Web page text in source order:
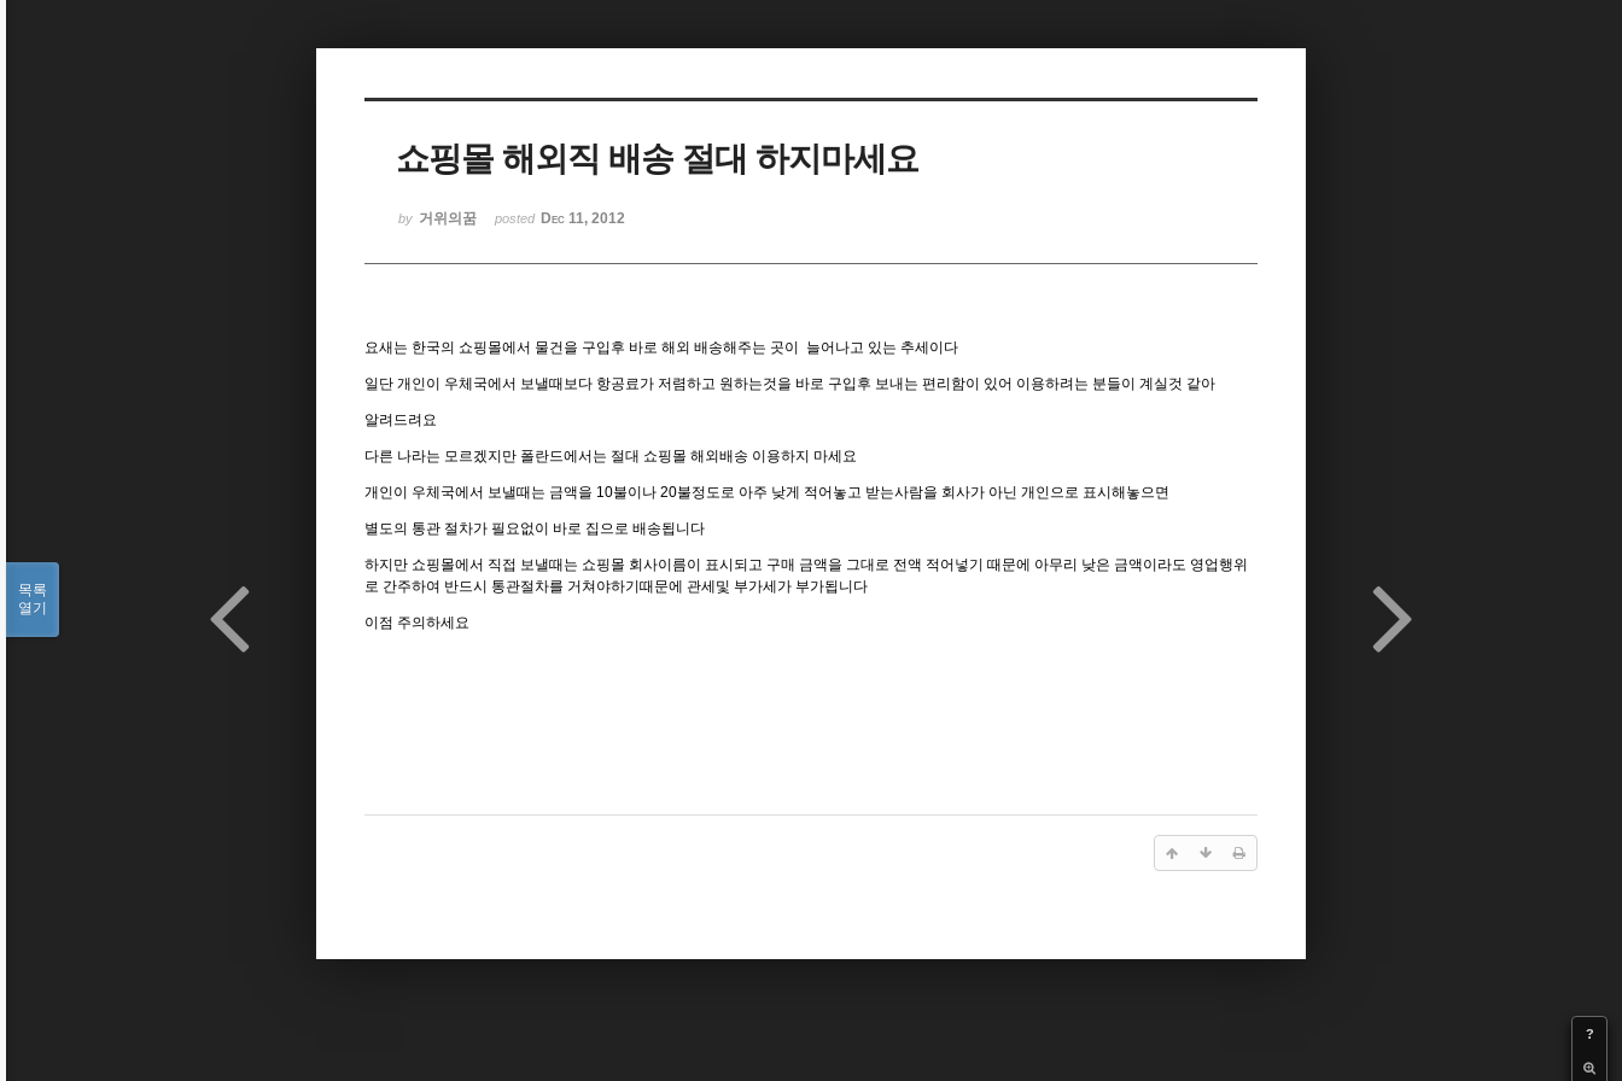
쇼핑몰 해외직 배송 절대 하지마세요
by 거위의꿈 posted Dec 11, 2012
?
요새는 한국의 쇼핑몰에서 물건을 구입후 바로 해외 배송해주는 곳이 늘어나고 있는 추세이다
일단 개인이 우체국에서 보낼때보다 항공료가 저렴하고 원하는것을 바로 구입후 보내는 편리함이 있어 이용하려는 분들이 계실것 같아
알려드려요
다른 나라는 모르겠지만 폴란드에서는 절대 쇼핑몰 해외배송 이용하지 마세요
개인이 우체국에서 보낼때는 금액을 10불이나 20불정도로 아주 낮게 적어놓고 받는사람을 회사가 아닌 개인으로 표시해놓으면
별도의 통관 절차가 필요없이 바로 집으로 배송됩니다
하지만 쇼핑몰에서 직접 보낼때는 쇼핑몰 회사이름이 표시되고 구매 금액을 그대로 전액 적어넣기 때문에 아무리 낮은 금액이라도 영업행위
로 간주하여 반드시 통관절차를 거쳐야하기때문에 관세및 부가세가 부가됩니다
이점 주의하세요
목록
열기
Sketchbook5, 스케치북5
Sketchbook5, 스케치북5